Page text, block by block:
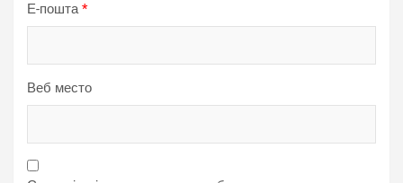
Е-пошта*
Веб место